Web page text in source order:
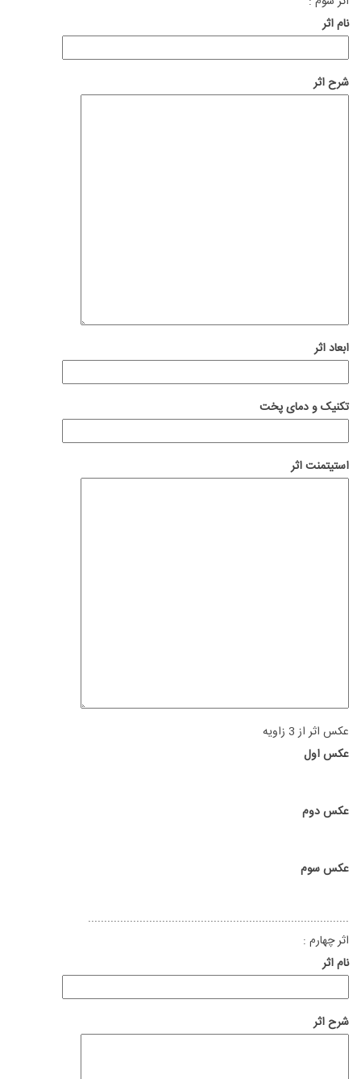
نام اثر
شرح اثر
ابعاد اثر
تکنیک و دمای پخت
استیتمنت اثر
عکس اثر از 3 زاویه
عکس اول
عکس دوم
عکس سوم
.................................................................................
اثر چهارم :
نام اثر
شرح اثر